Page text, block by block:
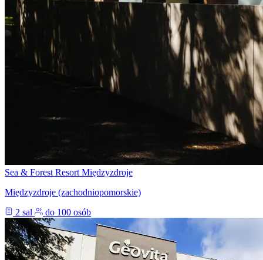
Sea & Forest Resort Międzyzdroje
Międzyzdroje (zachodniopomorskie)
2 sal
do 100 osób